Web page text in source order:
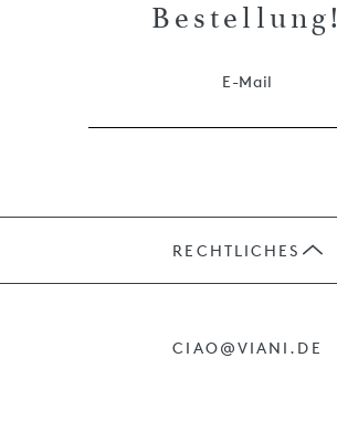
Bestellung!
E-Mail
RECHTLICHES
CIAO@VIANI.DE